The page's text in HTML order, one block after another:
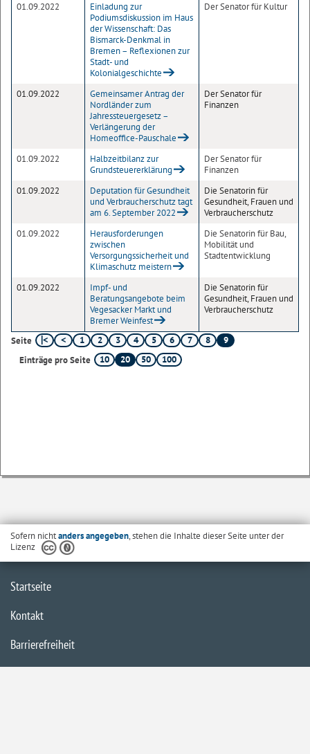
01.09.2022
Einladung zur
Podiumsdiskussion im Haus
der Wissenschaft: Das
Bismarck-Denkmal in
Bremen – Reflexionen zur
Stadt- und
Kolonialgeschichte
Der Senator für Kultur
01.09.2022
Gemeinsamer Antrag der
Nordländer zum
Jahressteuergesetz –
Verlängerung der
Homeoffice-Pauschale
Der Senator für
Finanzen
01.09.2022
Halbzeitbilanz zur
Grundsteuererklärung
Der Senator für
Finanzen
01.09.2022
Deputation für Gesundheit
und Verbraucherschutz tagt
am 6. September 2022
Die Senatorin für
Gesundheit, Frauen und
Verbraucherschutz
01.09.2022
Herausforderungen
zwischen
Versorgungssicherheit und
Klimaschutz meistern
Die Senatorin für Bau,
Mobilität und
Stadtentwicklung
01.09.2022
Impf- und
Beratungsangebote beim
Vegesacker Markt und
Bremer Weinfest
Die Senatorin für
Gesundheit, Frauen und
Verbraucherschutz
Seite 1 2 3 4 5 6 7 8
9
Einträge pro Seite
10 20 50 100
Sofern nichtanders angegeben, stehen die Inhalte dieser Seite unter der
Lizenz
Startseite
Kontakt
Barrierefreiheit